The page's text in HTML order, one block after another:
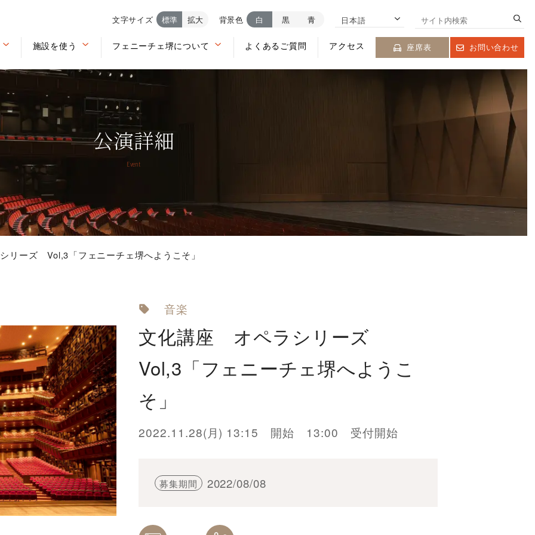
文字サイズ 標準 拡大 背景色 白 黒 青 日本語
施設を使う フェニーチェ堺について よくあるご質問 アクセス 座席表 お問い合わせ
公演詳細
Event
リーズ Vol,3「フェニーチェ堺へようこそ」
音楽
文化講座 オペラシリーズ
Vol,3「フェニーチェ堺へようこ
そ」
2022.11.28(月) 13:15 開始 13:00 受付開始
募集期間 2022/08/08